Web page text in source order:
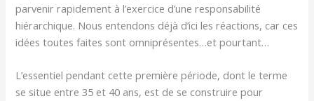
parvenir rapidement à l’exercice d’une responsabilité
hiérarchique. Nous entendons déjà d’ici les réactions, car ces
idées toutes faites sont omniprésentes…et pourtant…
L’essentiel pendant cette première période, dont le terme
se situe entre 35 et 40 ans, est de se construire pour